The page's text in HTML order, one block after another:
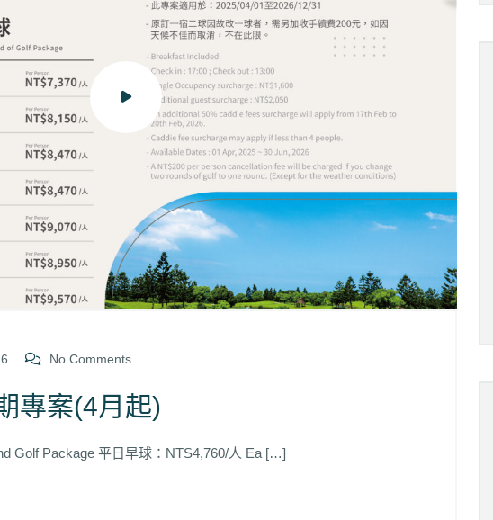
No Comments
假期專案(4月起)
Golf Package 平日早球：NTS4,760/人 Ea […]